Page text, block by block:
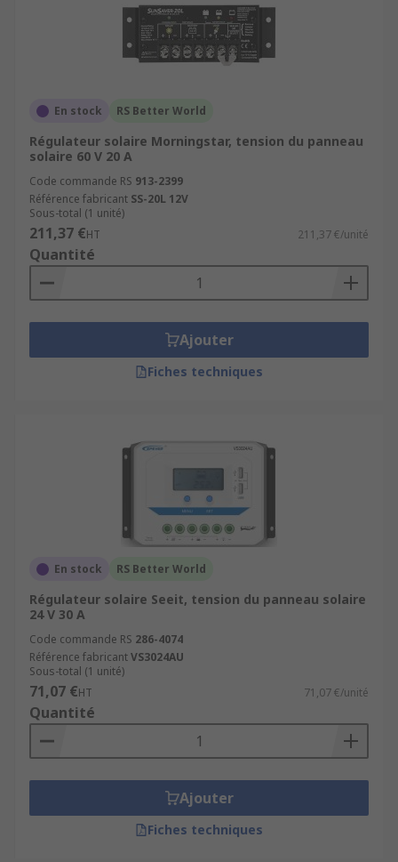
En stock RS Better World
Régulateur solaire Morningstar, tension du panneau
solaire 60 V 20 A
Code commande RS 913-2399
Référence fabricant SS-20L 12V
Sous-total (1 unité)
211,37 €HT 211,37 €/unité
Quantité
Ajouter
Fiches techniques
En stock RS Better World
Régulateur solaire Seeit, tension du panneau solaire
24 V 30 A
Code commande RS 286-4074
Référence fabricantVS3024AU
Sous-total (1 unité)
71,07 €HT 71,07 €/unité
Quantité
Ajouter
Fiches techniques